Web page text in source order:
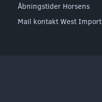
Åbningstider Horsens
Mail kontakt West Import